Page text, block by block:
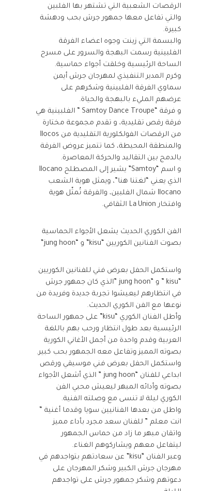
الرقصات الشعبية التي تشتهر بها الفلبين
والتي تفاعل معها جمهور جرش بحب ودهشة
كبيرة.
والبسمة التي زينت وجوه اعضاء الفرقة
الفلبينية رسمت البهجة والسرور على مسرح
الساحة الرئيسية وخلقت أجواء حماسية.
وكرم المدير التنفيذي لمهرجان جرش أيمن
سماوي الفرقة الفلبينية وشكرهم على
عرضهم المليء بالبهجة والحياة.
و فرقة “Samtoy Dance Troupe ” الفلبينية هي
فرقة رقص تقليدية، و تقدم مجموعة مختارة
من الرقصات الفولكلورية التقليدية من Ilocos
والمنطقة المحيطة، كما تتميز عروض الفرقة
بالدمج بين التقاليد والحركة المعاصرة.
و اسم “Samtoy” يشير إلى المصطلح Ilocano
الذي يعني “لغتنا هنا”، ويمثل هوية الشعب
Ilocano شمال الفلبين، والفرقة تُمثّل هوية
وافتخار La Union الثقافي.
الفن الكوري الحديث يشعل الأجواء الحماسية
بصوت الفنانين الكوريين “kisu” و “jung hoon”
واستكمل الحفل بعرض فني للفنانين الكوريين
“kisu ” و “jung hoon ”الذي كان جمهور جرش
في انتظارهم ليعيشوا تجربة جديدة وفريدة من
نوعها مع الفن الكوري الحديث.
وأطل الفنان الكوري “kisu” على جمهور الساحة
الرئيسية بعد طول انتظار ورحب بهم باللغة
العربية وقدم واحدة من أجمل الأغاني الكورية
بصوته المميز وتفاعل معه الجمهور بحب كبير.
واستكمل الحفل بعرض فني موسيقي ورقص
ابداعي للفنان “jung hoon ” الذي أشعل الأجواء
بصوته وأدائه المبهر ليعيش محبي الفن
الكوري ليلة لا تنسى مع وصلته الفنية.
واطل من بعدها الفنانيين سويا وقدما أغنية ”
انت معلم ” للفنان سعد مجرد بأداء مميز
واتقان مبهر ما زاد من حماس الجمهور
ليتفاعل معهم ويشاركوهم الغناء.
وعبر الفنان “kisu” عن سعادتهم بتواجدهم في
مهرجان جرش الكبير وشكر المهرجان على
دعوتهم وشكر جمهور جرش على تواجدهم